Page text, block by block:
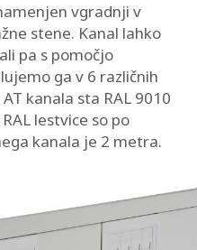
vgradnji v
stene. Kanal lahko
pa s pomočjo
ga v 6 različnih
kanala sta RAL 9010
lestvice so po
kanala je 2 metra.